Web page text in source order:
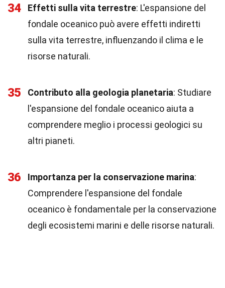
34 Effetti sulla vita terrestre: L'espansione del
fondale oceanico può avere effetti indiretti
sulla vita terrestre, influenzando il clima e le
risorse naturali.
35 Contributo alla geologia planetaria: Studiare
l'espansione del fondale oceanico aiuta a
comprendere meglio i processi geologici su
altri pianeti.
36 Importanza per la conservazione marina:
Comprendere l'espansione del fondale
oceanico è fondamentale per la conservazione
degli ecosistemi marini e delle risorse naturali.